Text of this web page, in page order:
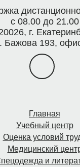
с 08.00 до 21.00
г.
Бажова 193,
Главная
Учебный центр
Оценка условий
Медицинский
и